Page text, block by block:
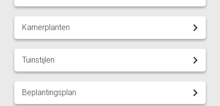
Kamerplanten
Tuinstijlen
Beplantingsplan